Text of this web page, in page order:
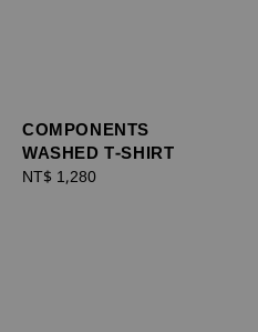
COMPONENTS
WASHED T-SHIRT
Regular
NT$ 1,280